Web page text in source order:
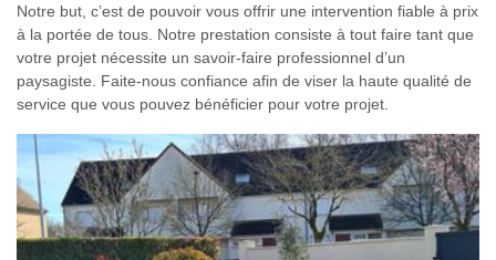
Notre but, c’est de pouvoir vous offrir une intervention fiable à prix
à la portée de tous. Notre prestation consiste à tout faire tant que
votre projet nécessite un savoir-faire professionnel d’un
paysagiste. Faite-nous confiance afin de viser la haute qualité de
service que vous pouvez bénéficier pour votre projet.